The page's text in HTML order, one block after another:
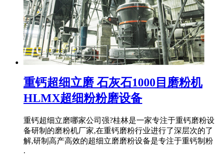
重钙超细立磨 石灰石1000目磨粉机
HLMX超细粉粉磨设备
重钙超细立磨哪家公司强?桂林是一家专注于重钙磨粉设
备研制的磨粉机厂家,在重钙磨粉行业进行了深层次的了
解,研制高产高效的超细立磨磨粉设备是专注于重钙制粉
.